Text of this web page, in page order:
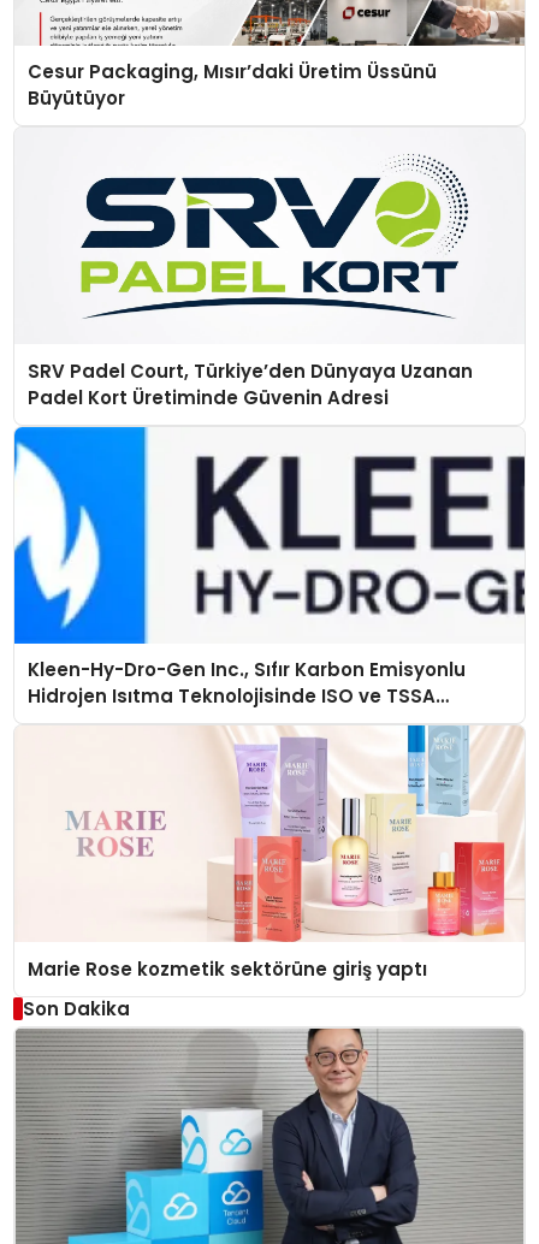
Cesur Packaging, Mısır’daki Üretim Üssünü
Büyütüyor
SRV Padel Court, Türkiye’den Dünyaya Uzanan
Padel Kort Üretiminde Güvenin Adresi
Kleen-Hy-Dro-Gen Inc., Sıfır Karbon Emisyonlu
Hidrojen Isıtma Teknolojisinde ISO ve TSSA
Düzenleyici Onaylarını Aldı
Marie Rose kozmetik sektörüne giriş yaptı
Son Dakika